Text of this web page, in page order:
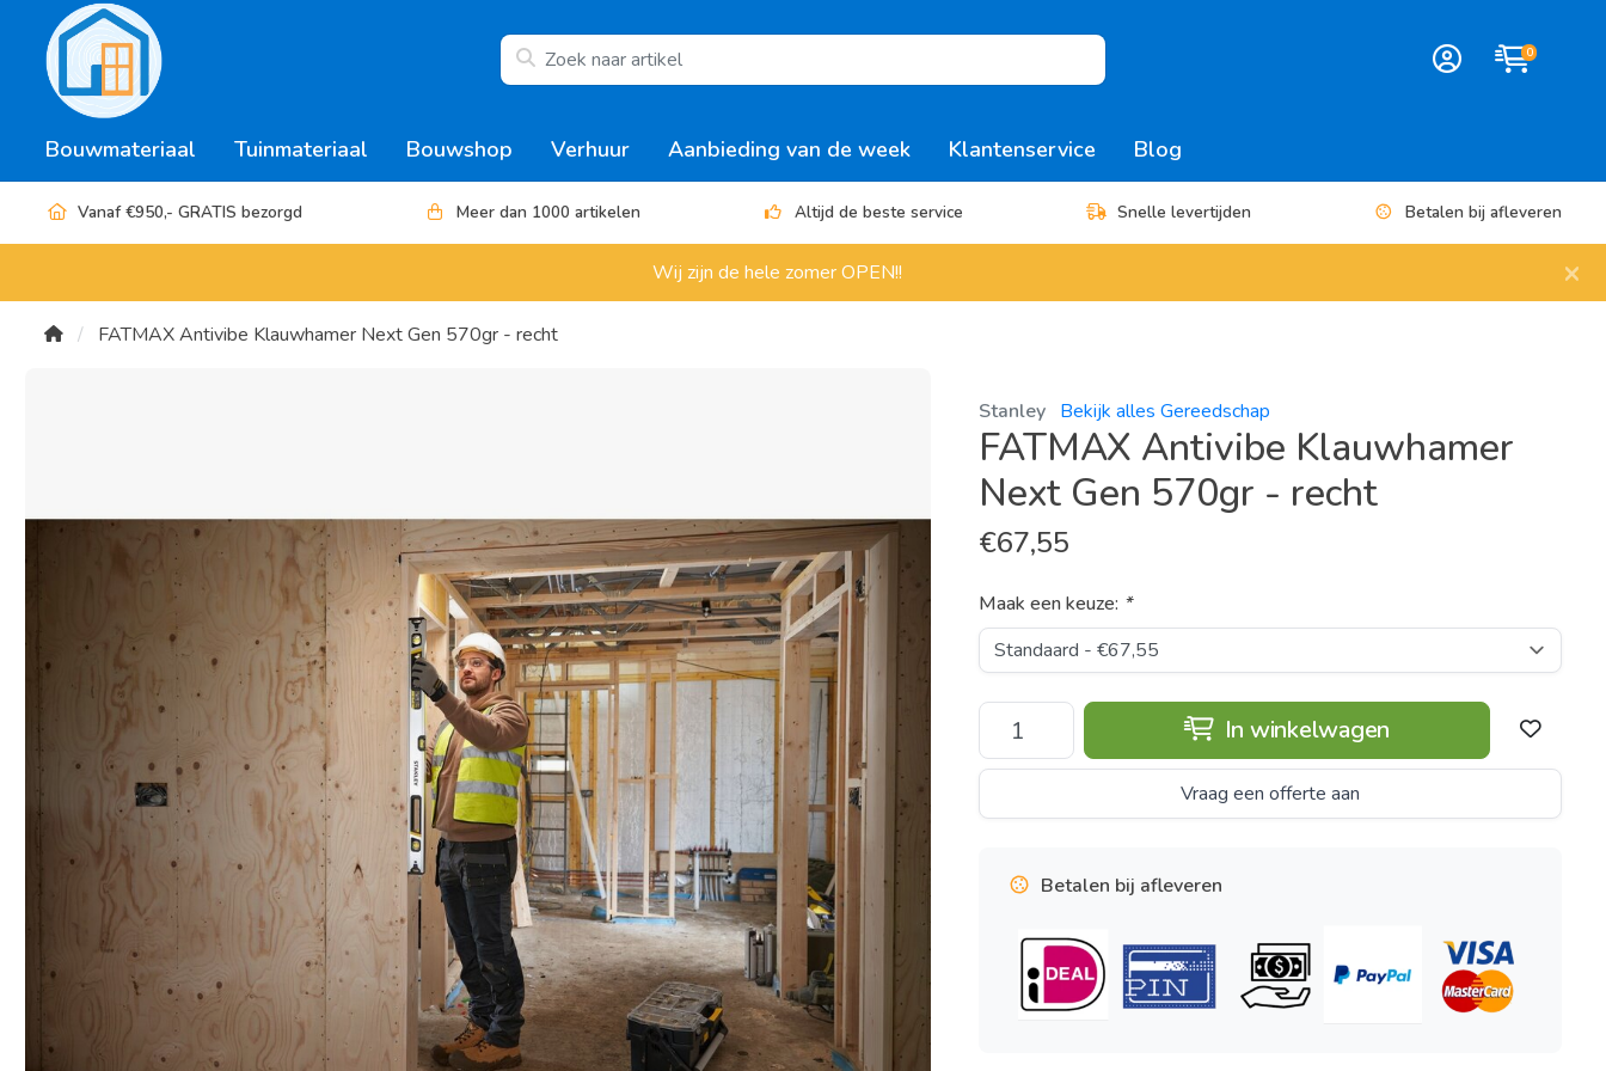
0
Bouwmateriaal Tuinmateriaal Bouwshop Verhuur Aanbieding van de week Klantenservice Blog
Vanaf €950,- GRATIS bezorgd Meer dan 1000 artikelen Altijd de beste service Snelle levertijden Betalen bij afleveren
Wij zijn de hele zomer OPEN!! ×
FATMAX Antivibe Klauwhamer Next Gen 570gr - recht
Stanley Bekijk alles Gereedschap
FATMAX Antivibe Klauwhamer
Next Gen 570gr - recht
€67,55
Maak een keuze: *
In winkelwagen
Vraag een offerte aan
Betalen bij afleveren